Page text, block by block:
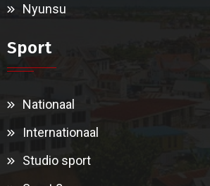
Nyunsu
Sport
Nationaal
Internationaal
Studio sport